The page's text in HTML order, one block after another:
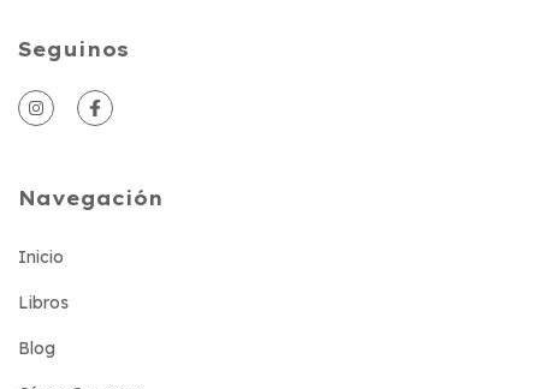
Seguinos
Navegación
Inicio
Libros
Blog